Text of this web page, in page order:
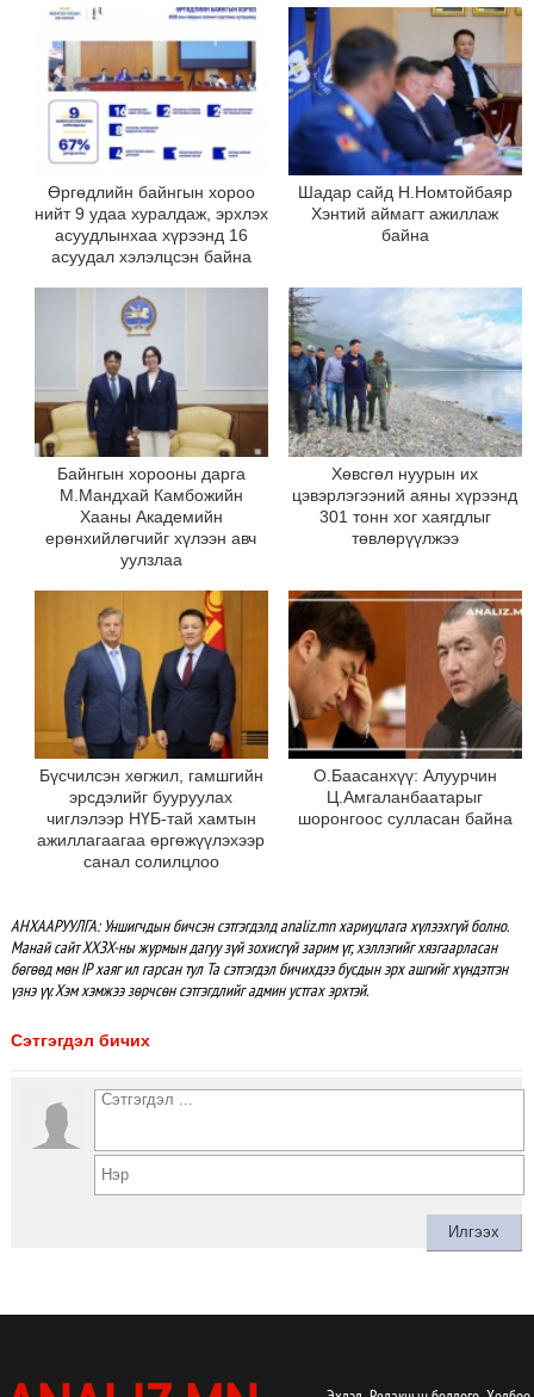
Өргөдлийн байнгын хороо
нийт 9 удаа хуралдаж, эрхлэх
асуудлынхаа хүрээнд 16
асуудал хэлэлцсэн байна
Шадар сайд Н.Номтойбаяр
Хэнтий аймагт ажиллаж
байна
Байнгын хорооны дарга
М.Мандхай Камбожийн
Хааны Академийн
ерөнхийлөгчийг хүлээн авч
уулзлаа
Хөвсгөл нуурын их
цэвэрлэгээний аяны хүрээнд
301 тонн хог хаягдлыг
төвлөрүүлжээ
Бүсчилсэн хөгжил, гамшгийн
эрсдэлийг бууруулах
чиглэлээр НҮБ-тай хамтын
ажиллагаагаа өргөжүүлэхээр
санал солилцлоо
О.Баасанхүү: Алуурчин
Ц.Амгаланбаатарыг
шоронгоос сулласан байна
АНХААРУУЛГА: Уншигчдын бичсэн сэтгэгдэлд analiz.mn хариуцлага хүлээхгүй болно.
Манай сайт ХХЗХ-ны журмын дагуу зүй зохисгүй зарим үг, хэллэгийг хязгаарласан
бөгөөд мөн IP хаяг ил гарсан тул Та сэтгэгдэл бичихдээ бусдын эрх ашгийг хүндэтгэн
үзнэ үү. Хэм хэмжээ зөрчсөн сэтгэгдлийг админ устгах эрхтэй.
Сэтгэгдэл бичих